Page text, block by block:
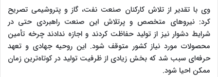
وی با تقدیر از تلاش کارکنان صنعت نفت، گاز و پتروشیمی تصریح
کرد: نیروهای متخصص و پرتلاش این صنعت راهبردی حتی در
شرایط دشوار نیز از تولید حفاظت کردند و اجازه ندادند چرخه تأمین
محصولات مورد نیاز کشور متوقف شود. این روحیه جهادی و تعهد
حرفه‌ای سبب شد که بخش زیادی از ظرفیت تولید در کوتاه‌ترین زمان
ممکن احیا شود.